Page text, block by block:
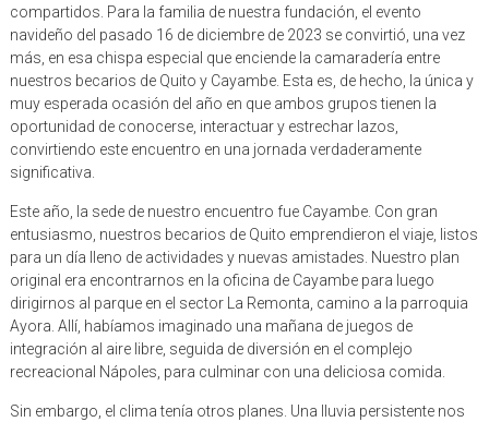
compartidos. Para la familia de nuestra fundación, el evento
navideño del pasado 16 de diciembre de 2023 se convirtió, una vez
más, en esa chispa especial que enciende la camaradería entre
nuestros becarios de Quito y Cayambe. Esta es, de hecho, la única y
muy esperada ocasión del año en que ambos grupos tienen la
oportunidad de conocerse, interactuar y estrechar lazos,
convirtiendo este encuentro en una jornada verdaderamente
significativa.
Este año, la sede de nuestro encuentro fue Cayambe. Con gran
entusiasmo, nuestros becarios de Quito emprendieron el viaje, listos
para un día lleno de actividades y nuevas amistades. Nuestro plan
original era encontrarnos en la oficina de Cayambe para luego
dirigirnos al parque en el sector La Remonta, camino a la parroquia
Ayora. Allí, habíamos imaginado una mañana de juegos de
integración al aire libre, seguida de diversión en el complejo
recreacional Nápoles, para culminar con una deliciosa comida.
Sin embargo, el clima tenía otros planes. Una lluvia persistente nos